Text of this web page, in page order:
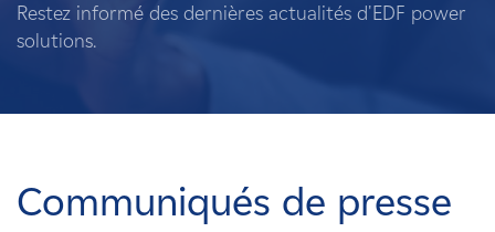
Propriétaires fonciers
Carrières
Restez informé des dernières actualités d'EDF power
solutions.
Communiqués de presse